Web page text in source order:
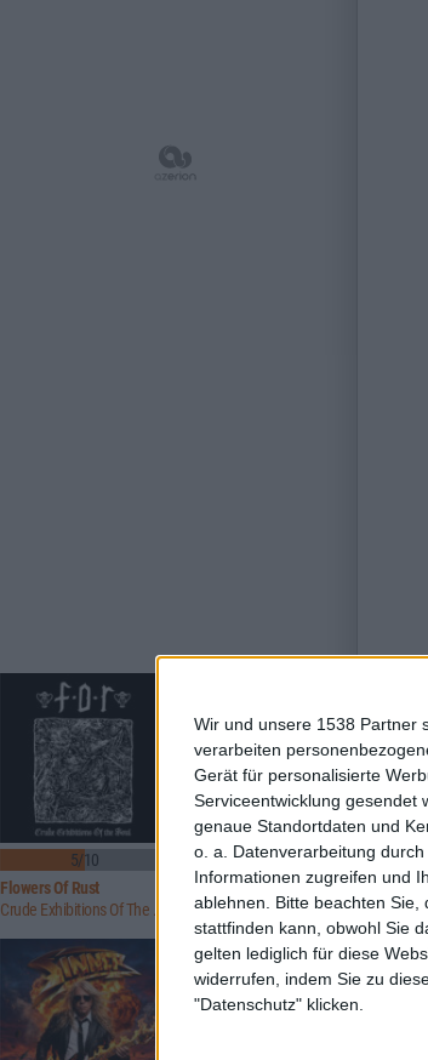
Wir und unsere 1538 Partner
verarbeiten
Gerät für personalisierte
Serviceentwicklung gesendet
genaue Standortdaten und
o. a. Datenverarbeitung
Informationen zugreifen und
ablehnen.
Bitte beachten Sie,
stattfinden kann, obwohl Sie
gelten lediglich für diese
widerrufen, indem Sie zu
"Datenschutz" klicken.
5/10
Flowers Of Rust
8/10
Xandria
Eclipse